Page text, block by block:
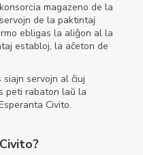
magazeno de la
de la paktintaj
ebligas la aliĝon al la
establoj, la aĉeton de
servojn al ĉiuj
peti rabaton laŭ la
Civito.